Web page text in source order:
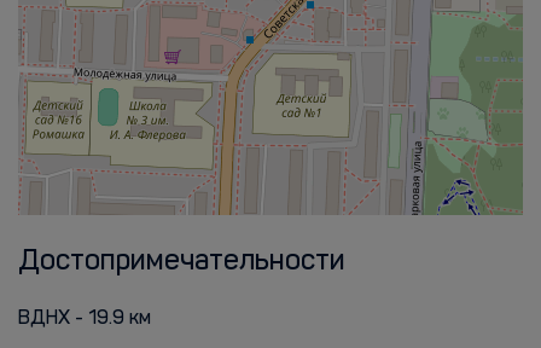
Достопримечательности
ВДНХ - 19.9 км